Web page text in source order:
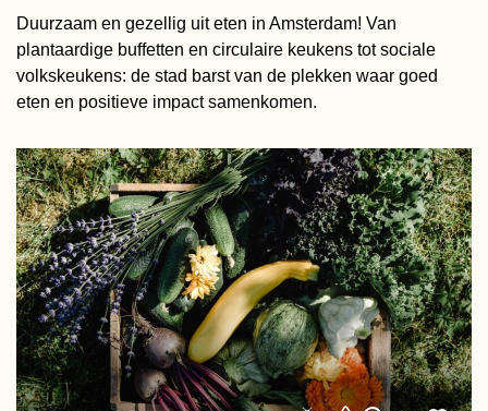
Duurzaam en gezellig uit eten in Amsterdam! Van
plantaardige buffetten en circulaire keukens tot sociale
volkskeukens: de stad barst van de plekken waar goed
eten en positieve impact samenkomen.